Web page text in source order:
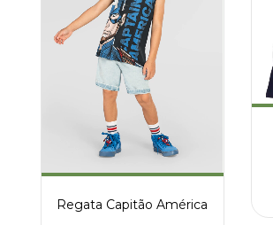
Regata Capitão América